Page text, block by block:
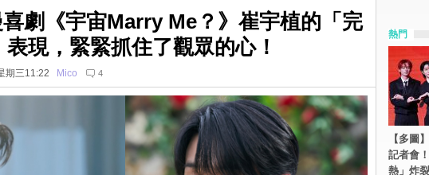
劇《宇宙Marry Me？》崔宇植的「完
現，緊緊抓住了觀眾的心！
期三11:22 Mico 4
熱門
【多圖
記者會
熱」炸